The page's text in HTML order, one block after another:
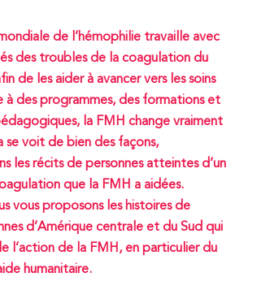
de l’hémophilie travaille avec
des troubles de la coagulation du
de les aider à avancer vers les soins
à des programmes, des formations et
la FMH change vraiment
se voit de bien des façons,
les récits de personnes atteintes d’un
que la FMH a aidées.
vous proposons les histoires de
d’Amérique centrale et du Sud qui
l’action de la FMH, en particulier du
humanitaire.